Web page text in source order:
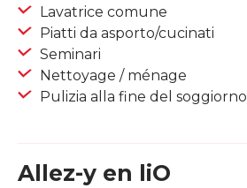
Lavatrice comune
Piatti da asporto/cucinati
Seminari
Nettoyage / ménage
Pulizia alla fine del soggiorno
Allez-y en liO